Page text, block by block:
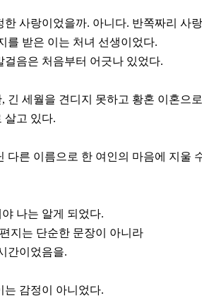
한 사랑이었을까. 아니다. 반쪽짜리 사
를 받은 이는 처녀 선생이었다.
걸음은 처음부터 어긋나 있었다.
긴 세월을 견디지 못하고 황혼 이혼으
살고 있다.
다른 이름으로 한 여인의 마음에 지울
나는 알게 되었다.
지는 단순한 문장이 아니라
간이었음을.
는 감정이 아니었다.